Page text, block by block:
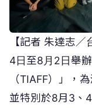
【記者 朱達志
4日至8月2日舉
（TIAFF）」，
並特別於8月3、